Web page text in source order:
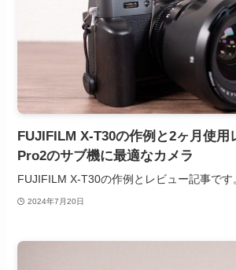
FUJIFILM X-T30の作例と2ヶ月使用
Pro2のサブ機に最適なカメラ
FUJIFILM X-T30の作例とレビュー記事です
2024年7月20日